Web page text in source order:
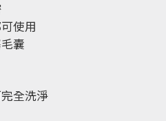
使用
囊
全洗淨